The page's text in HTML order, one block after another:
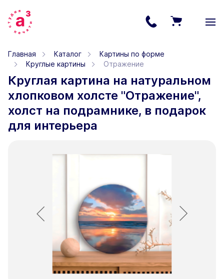
Главная Каталог
Картины по форме
Круглые картины
Отражение
Круглая картина на натуральном
хлопковом холсте "Отражение",
холст на подрамнике, в подарок
для интерьера